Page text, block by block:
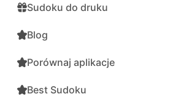
Sudoku do druku
Blog
Porównaj aplikacje
Best Sudoku